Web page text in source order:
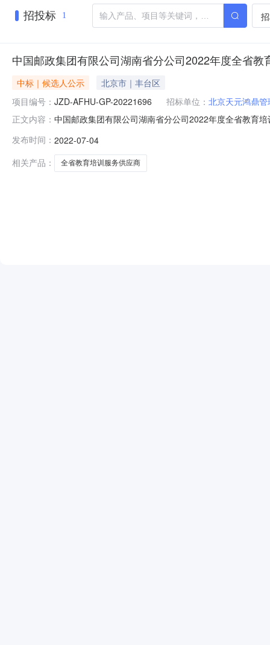
招投标 1
中国邮政集团有限公司湖南省分公司2022年度全省
中标｜候选人公示
北京市｜丰台区
项目编号： JZD-AFHU-GP-20221696 招标单位： 北京天元鸿鼎
正文内容： 中国邮政集团有限公司湖南省分公司2022年度全省教育
间）在北京建智达工程管理股份有限公司进行了评标。
咨询有
发布时间： 2022-07-04
相关产品：
全省教育培训服务供应商